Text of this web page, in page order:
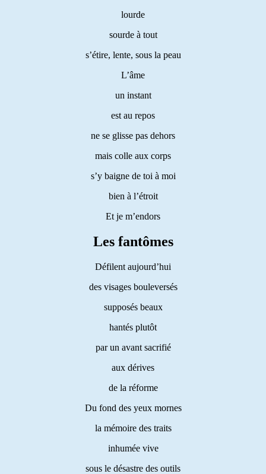
lourde
sourde à tout
s’étire, lente, sous la peau
L’âme
un instant
est au repos
ne se glisse pas dehors
mais colle aux corps
s’y baigne de toi à moi
bien à l’étroit
Et je m’endors
Les fantômes
Défilent aujourd’hui
des visages bouleversés
supposés beaux
hantés plutôt
par un avant sacrifié
aux dérives
de la réforme
Du fond des yeux mornes
la mémoire des traits
inhumée vive
sous le désastre des outils